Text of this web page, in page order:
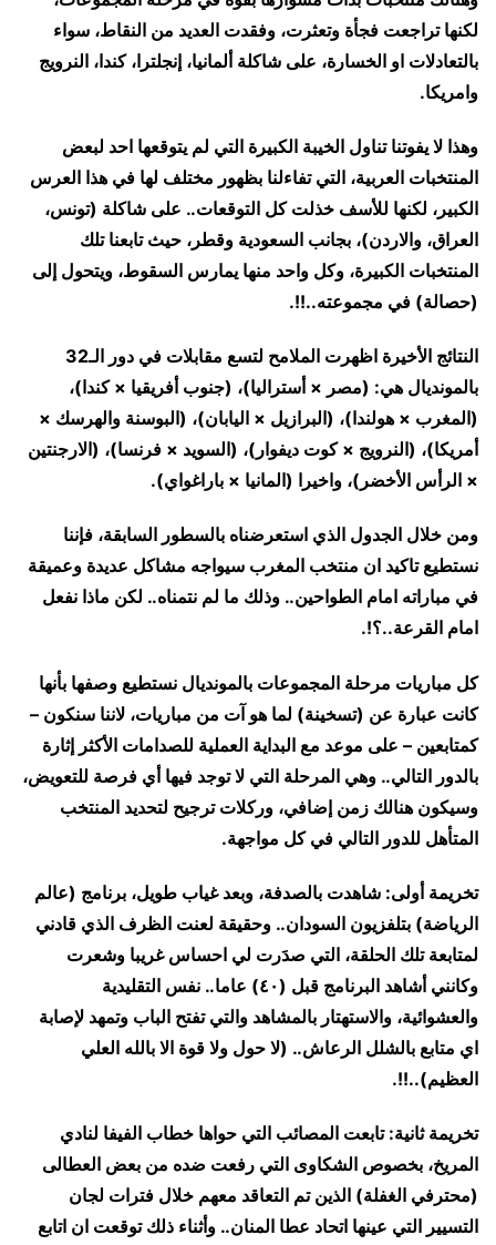
لكنها تراجعت فجأة وتعثرت، وفقدت العديد من النقاط، سواء
بالتعادلات او الخسارة، على شاكلة ألمانيا، إنجلترا، كندا، النرويج
وامريكا.
وهذا لا يفوتنا تناول الخيبة الكبيرة التي لم يتوقعها احد لبعض
المنتخبات العربية، التي تفاءلنا بظهور مختلف لها في هذا العرس
الكبير، لكنها للأسف خذلت كل التوقعات.. على شاكلة (تونس،
العراق، والاردن)، بجانب السعودية وقطر، حيث تابعنا تلك
المنتخبات الكبيرة، وكل واحد منها يمارس السقوط، ويتحول إلى
(حصالة) في مجموعته..!!.
النتائج الأخيرة اظهرت الملامح لتسع مقابلات في دور الـ32
بالمونديال هي: (مصر × أستراليا)، (جنوب أفريقيا × كندا)،
(المغرب × هولندا)، (البرازيل × اليابان)، (البوسنة والهرسك ×
أمريكا)، (النرويج × كوت ديفوار)، (السويد × فرنسا)، (الارجنتين
× الرأس الأخضر)، واخيرا (المانيا × باراغواي).
ومن خلال الجدول الذي استعرضناه بالسطور السابقة، فإننا
نستطيع تاكيد ان منتخب المغرب سيواجه مشاكل عديدة وعميقة
في مباراته امام الطواحين.. وذلك ما لم نتمناه.. لكن ماذا نفعل
امام القرعة..؟!.
كل مباريات مرحلة المجموعات بالمونديال نستطيع وصفها بأنها
كانت عبارة عن (تسخينة) لما هو آت من مباريات، لاننا سنكون –
كمتابعين – على موعد مع البداية العملية للصدامات الأكثر إثارة
بالدور التالي.. وهي المرحلة التي لا توجد فيها أي فرصة للتعويض،
وسيكون هنالك زمن إضافي، وركلات ترجيح لتحديد المنتخب
المتأهل للدور التالي في كل مواجهة.
تخريمة أولى: شاهدت بالصدفة، وبعد غياب طويل، برنامج (عالم
الرياضة) بتلفزيون السودان.. وحقيقة لعنت الظرف الذي قادني
لمتابعة تلك الحلقة، التي صدَرت لي احساس غريبا وشعرت
وكانني أشاهد البرنامج قبل (٤٠) عاما.. نفس التقليدية
والعشوائية، والاستهتار بالمشاهد والتي تفتح الباب وتمهد لإصابة
اي متابع بالشلل الرعاش.. (لا حول ولا قوة الا بالله العلي
العظيم)..!!.
تخريمة ثانية: تابعت المصائب التي حواها خطاب الفيفا لنادي
المريخ، بخصوص الشكاوى التي رفعت ضده من بعض العطالى
(محترفي الغفلة) الذين تم التعاقد معهم خلال فترات لجان
التسيير التي عينها اتحاد عطا المنان.. وأثناء ذلك توقعت ان اتابع